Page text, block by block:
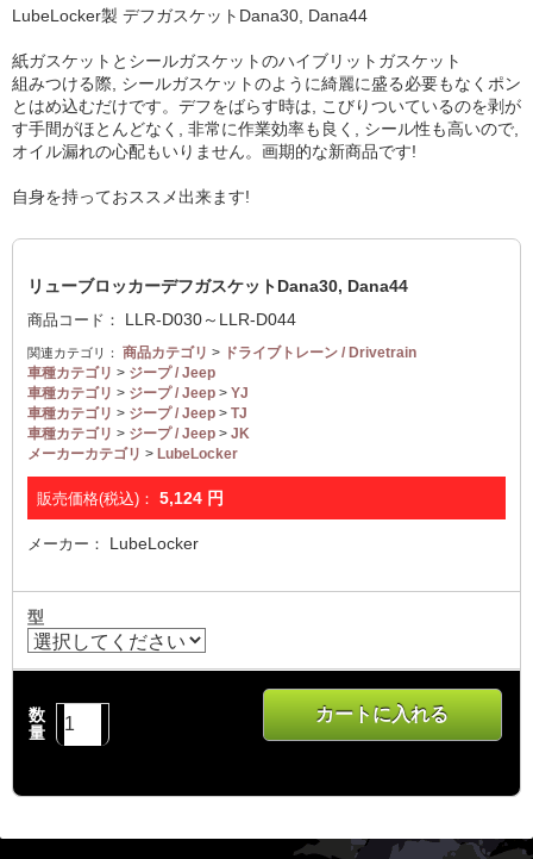
LubeLocker製 デフガスケットDana30, Dana44
紙ガスケットとシールガスケットのハイブリットガスケット
組みつける際, シールガスケットのように綺麗に盛る必要もなくポン
とはめ込むだけです。デフをばらす時は, こびりついているのを剥が
す手間がほとんどなく, 非常に作業効率も良く, シール性も高いので,
オイル漏れの心配もいりません。画期的な新商品です!
自身を持っておススメ出来ます!
リューブロッカーデフガスケットDana30, Dana44
商品コード： LLR-D030～LLR-D044
関連カテゴリ： 商品カテゴリ > ドライブトレーン / Drivetrain
車種カテゴリ > ジープ / Jeep
車種カテゴリ > ジープ / Jeep > YJ
車種カテゴリ > ジープ / Jeep > TJ
車種カテゴリ > ジープ / Jeep > JK
メーカーカテゴリ > LubeLocker
販売価格(税込)： 5,124 円
メーカー： LubeLocker
型
数
量
カートに入れる